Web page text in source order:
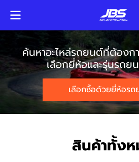
ค้นหาอะไหล่รถยนต์ที่ต้องก
เลือกยี่ห้อและรุ่นรถ
เลือกซื้อด้วยยี่ห้อรถ
สินค้าทั้ง